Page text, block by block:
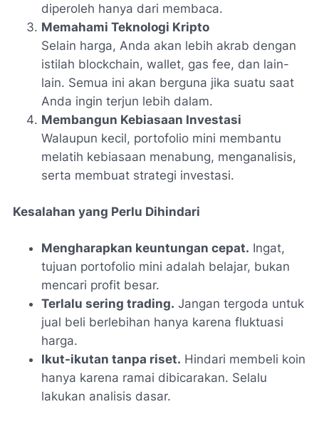
diperoleh hanya dari membaca.
Memahami Teknologi Kripto
Selain harga, Anda akan lebih akrab dengan
istilah blockchain, wallet, gas fee, dan lain-
lain. Semua ini akan berguna jika suatu saat
Anda ingin terjun lebih dalam.
Membangun Kebiasaan Investasi
Walaupun kecil, portofolio mini membantu
melatih kebiasaan menabung, menganalisis,
serta membuat strategi investasi.
Kesalahan yang Perlu Dihindari
Mengharapkan keuntungan cepat. Ingat,
tujuan portofolio mini adalah belajar, bukan
mencari profit besar.
Terlalu sering trading. Jangan tergoda untuk
jual beli berlebihan hanya karena fluktuasi
harga.
Ikut-ikutan tanpa riset. Hindari membeli koin
hanya karena ramai dibicarakan. Selalu
lakukan analisis dasar.